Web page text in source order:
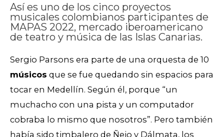
Así es uno de los cinco proyectos
musicales colombianos participantes de
MAPAS 2022, mercado iberoamericano
de teatro y música de las Islas Canarias.
Sergio Parsons era parte de una orquesta de 10
músicos que se fue quedando sin espacios para
tocar en Medellín. Según él, porque “un
muchacho con una pista y un computador
cobraba lo mismo que nosotros”. Pero también
había sido timbalero de Ñejo y Dálmata, los